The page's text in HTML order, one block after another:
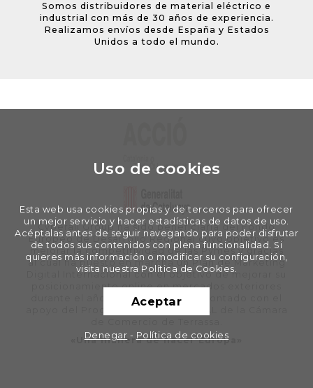
Somos distribuidores de material eléctrico e
industrial con más de 30 años de experiencia.
Realizamos envíos desde España y Estados
Unidos a todo el mundo.
Cyberall Group ha sido beneficiaria del Fondo
Europeo de Desarrollo Regional cuyo objetivo es
mejorar la competitividad de las Pymes y gracias
al cual ha puesto en marcha un Plan de Marketing
Digital Internacional con el objetivo de mejorar su
posicionamiento online en mercados exteriores
durante el año 2020. Para ello ha contado con el
apoyo del Programa XPANDE DIGITAL de la Cámara
«Una manera de hacer Europa»
Uso de cookies
Esta web usa cookies propias y de terceros para ofrecer
un mejor servicio y hacer estadísticas de datos de uso.
Acéptalas antes de seguir navegando para poder disfrutar
de todos sus contenidos con plena funcionalidad. Si
quieres más información o modificar su configuración,
visita nuestra Política de Cookies.
Aceptar
Denegar - Política de cookies